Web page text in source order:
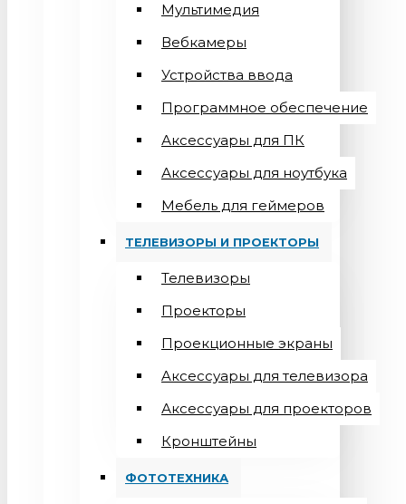
Мультимедия
Вебкамеры
Устройства ввода
Программное обеспечение
Аксессуары для ПК
Аксессуары для ноутбука
Мебель для геймеров
ТЕЛЕВИЗОРЫ И ПРОЕКТОРЫ
Телевизоры
Проекторы
Проекционные экраны
Aксессуары для телевизора
Аксессуары для проекторов
Кронштейны
ФОТОТЕХНИКА